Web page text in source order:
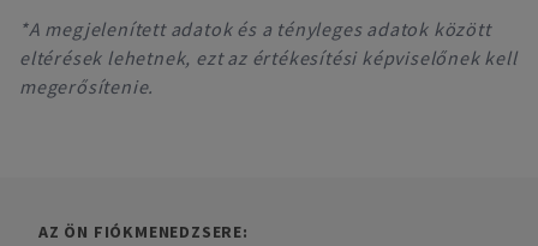
*A megjelenített adatok és a tényleges adatok között
eltérések lehetnek, ezt az értékesítési képviselőnek kell
megerősítenie.
AZ ÖN FIÓKMENEDZSERE: